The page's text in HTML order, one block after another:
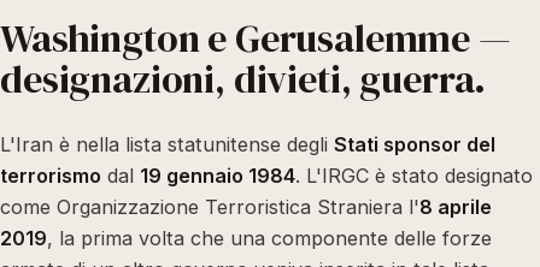
Washington e Gerusalemme —
designazioni, divieti, guerra.
L'Iran è nella lista statunitense degli Stati sponsor del
terrorismo dal 19 gennaio 1984. L'IRGC è stato designato
come Organizzazione Terroristica Straniera l'8 aprile
2019, la prima volta che una componente delle forze